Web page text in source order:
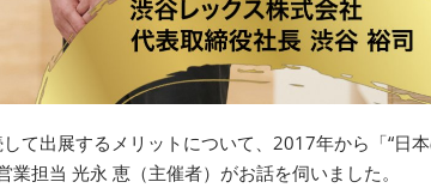
て出展するメリットについて、2017年から「“日
担当 光永 恵（主催者）がお話を伺いました。